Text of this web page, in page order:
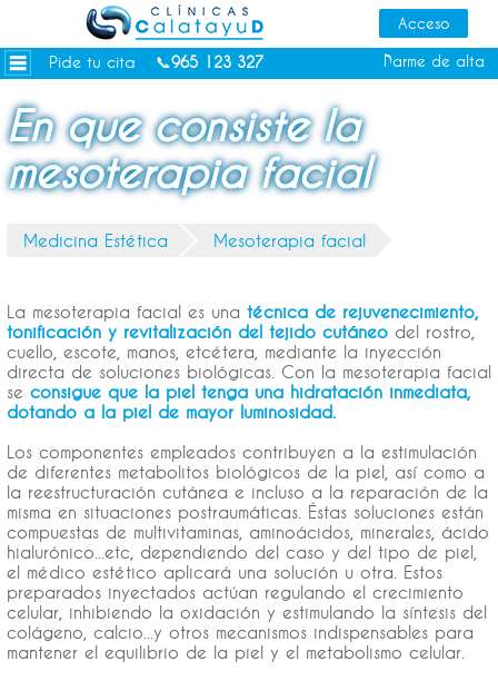
Pide tu cita 📞965 123 327 Darme de alta
Dietas personalizadas
Tratamientos Corporales
Depilación Láser Alicante
Contacto
Consejos de salud
En que consiste la
mesoterapia facial
Medicina Estética Mesoterapia facial
La mesoterapia facial es una técnica de rejuvenecimiento,
tonificación y revitalización del tejido cutáneo del rostro,
cuello, escote, manos, etcétera, mediante la inyección
directa de soluciones biológicas. Con la mesoterapia facial
se consigue que la piel tenga una hidratación inmediata,
dotando a la piel de mayor luminosidad.
Los componentes empleados contribuyen a la estimulación
de diferentes metabolitos biológicos de la piel, así como a
la reestructuración cutánea e incluso a la reparación de la
misma en situaciones postraumáticas. Éstas soluciones están
compuestas de multivitaminas, aminoácidos, minerales, ácido
hialurónico...etc, dependiendo del caso y del tipo de piel,
el médico estético aplicará una solución u otra. Estos
preparados inyectados actúan regulando el crecimiento
celular, inhibiendo la oxidación y estimulando la síntesis del
colágeno, calcio...y otros mecanismos indispensables para
mantener el equilibrio de la piel y el metabolismo celular.